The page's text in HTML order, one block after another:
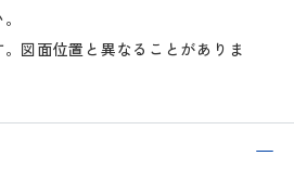
図面位置と異なることがありま